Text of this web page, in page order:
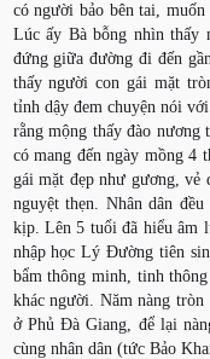
có người bảo bên tai,
Lúc ấy Bà bỗng nhìn thấy
đứng giữa đường đi đến
thấy người con gái mặt
tỉnh dậy đem chuyện nói
rằng mộng thấy đào nương
có mang đến ngày mồng 4
gái mặt đẹp như gương, vẻ
nguyệt thẹn. Nhân dân
kịp. Lên 5 tuổi đã hiểu âm
nhập học Lý Đường tiên
bẩm thông minh, tinh
khác người. Năm nàng
ở Phủ Đà Giang, để lại
cùng nhân dân (tức Bảo